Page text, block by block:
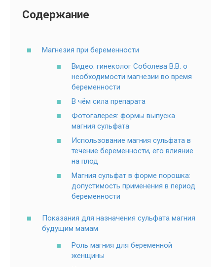
Содержание
Магнезия при беременности
Видео: гинеколог Соболева В.В. о
необходимости магнезии во время
беременности
В чём сила препарата
Фотогалерея: формы выпуска
магния сульфата
Использование магния сульфата в
течение беременности, его влияние
на плод
Магния сульфат в форме порошка:
допустимость применения в период
беременности
Показания для назначения сульфата магния
будущим мамам
Роль магния для беременной
женщины